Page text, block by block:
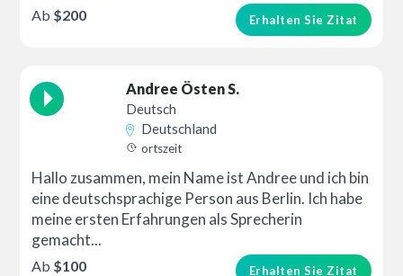
Erhalten Sie Zitat
Ab $200
Andree Östen S.
Deutsch
Deutschland
ortszeit
Hallo zusammen, mein Name ist Andree und ich bin
eine deutschsprachige Person aus Berlin. Ich habe
meine ersten Erfahrungen als Sprecherin
gemacht...
Erhalten Sie Zitat
Ab $100